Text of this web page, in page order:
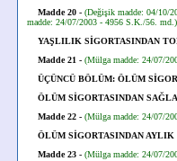
Madde 20 - (Değişik madde: 04/10/
madde: 24/07/2003 - 4956 S.K./56. md.)
YAŞLILIK SİGORTASINDAN
Madde 21 - (Mülga madde: 24/07/
ÜÇÜNCÜ BÖLÜM: ÖLÜM
ÖLÜM SİGORTASINDAN
Madde 22 - (Mülga madde: 24/07/
ÖLÜM SİGORTASINDAN
Madde 23 - (Mülga madde: 24/07/